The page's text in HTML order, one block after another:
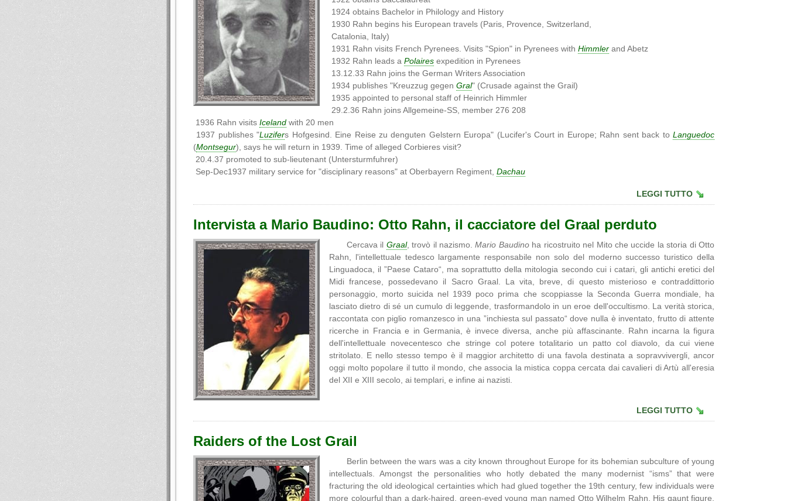
1924 obtains Bachelor in Philology and History
1930 Rahn begins his European travels (Paris, Provence, Switzerland,
Catalonia, Italy)
1931 Rahn visits French Pyrenees. Visits "Spion" in Pyrenees with Himmler and Abetz
1932 Rahn leads a Polaires expedition in Pyrenees
13.12.33 Rahn joins the German Writers Association
1934 publishes "Kreuzzug gegen Gral" (Crusade against the Grail)
1935 appointed to personal staff of Heinrich Himmler
29.2.36 Rahn joins Allgemeine-SS, member 276 208
1936 Rahn visits Iceland with 20 men
1937 publishes "Luzifers Hofgesind. Eine Reise zu denguten Gelstern Europa" (Lucifer's Court in Europe; Rahn sent back toLanguedoc
(Montsegur), says he will return in 1939. Time of alleged Corbieres visit?
20.4.37 promoted to sub-lieutenant (Untersturmfuhrer)
Sep-Dec1937 military service for "disciplinary reasons" at Oberbayern Regiment, Dachau
LEGGI TUTTO
Intervista a Mario Baudino: Otto Rahn, il cacciatore del Graal perduto
Cercava il Graal, trovò il nazismo. Mario Baudinoha ricostruito nel Mito che uccide la storia di Otto
Rahn, l'intellettuale tedesco largamente responsabile non solo del moderno successo turistico della
Linguadoca, il ”Paese Cataro“, ma soprattutto della mitologia secondo cui i catari, gli antichi eretici del
Midi francese, possedevano il Sacro Graal. La vita, breve, di questo misterioso e contraddittorio
personaggio, morto suicida nel 1939 poco prima che scoppiasse la Seconda Guerra mondiale, ha
lasciato dietro di sé un cumulo di leggende, trasformandolo in un eroe dell'occultismo. La verità storica,
raccontata con piglio romanzesco in una ”inchiesta sul passato“ dove nulla è inventato, frutto di attente
ricerche in Francia e in Germania, è invece diversa, anche più affascinante. Rahn incarna la figura
dell'intellettuale novecentesco che stringe col potere totalitario un patto col diavolo, da cui viene
stritolato. E nello stesso tempo è il maggior architetto di una favola destinata a sopravvivergli, ancor
oggi molto popolare il tutto il mondo, che associa la mistica coppa cercata dai cavalieri di Artù all'eresia
del XII e XIII secolo, ai templari, e infine ai nazisti.
LEGGI TUTTO
Raiders of the Lost Grail
Berlin between the wars was a city known throughout Europe for its bohemian subculture of young
intellectuals. Amongst the personalities who hotly debated the many modernist “isms” that were
fracturing the old ideological certainties which had glued together the 19th century, few individuals were
more colourful than a dark-haired, green-eyed young man named Otto Wilhelm Rahn. His gaunt figure,